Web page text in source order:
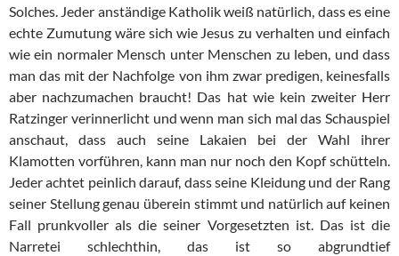
Solches. Jeder anständige Katholik weiß natürlich, dass es eine
echte Zumutung wäre sich wie Jesus zu verhalten und einfach
wie ein normaler Mensch unter Menschen zu leben, und dass
man das mit der Nachfolge von ihm zwar predigen, keinesfalls
aber nachzumachen braucht! Das hat wie kein zweiter Herr
Ratzinger verinnerlicht und wenn man sich mal das Schauspiel
anschaut, dass auch seine Lakaien bei der Wahl ihrer
Klamotten vorführen, kann man nur noch den Kopf schütteln.
Jeder achtet peinlich darauf, dass seine Kleidung und der Rang
seiner Stellung genau überein stimmt und natürlich auf keinen
Fall prunkvoller als die seiner Vorgesetzten ist. Das ist die
Narretei schlechthin, das ist so abgrundtief